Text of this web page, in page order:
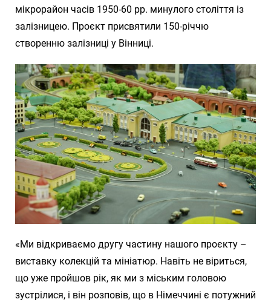
мікрорайон часів 1950-60 рр. минулого століття із
залізницею. Проєкт присвятили 150-річчю
створенню залізниці у Вінниці.
«Ми відкриваємо другу частину нашого проєкту –
виставку колекцій та мініатюр. Навіть не віриться,
що уже пройшов рік, як ми з міським головою
зустрілися, і він розповів, що в Німеччині є потужний